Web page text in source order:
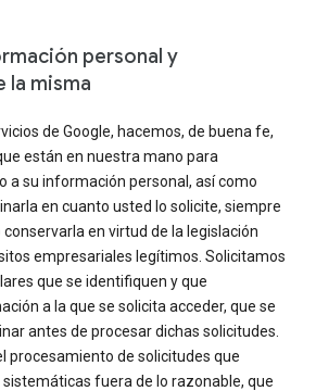
personal y
la misma
de Google, hacemos, de buena fe,
están en nuestra mano para
a su información personal, así como
en cuanto usted lo solicite, siempre
en virtud de la legislación
empresariales legítimos. Solicitamos
que se identifiquen y que
a la que se solicita acceder, que se
antes de procesar dichas solicitudes.
procesamiento de solicitudes que
fuera de lo razonable, que